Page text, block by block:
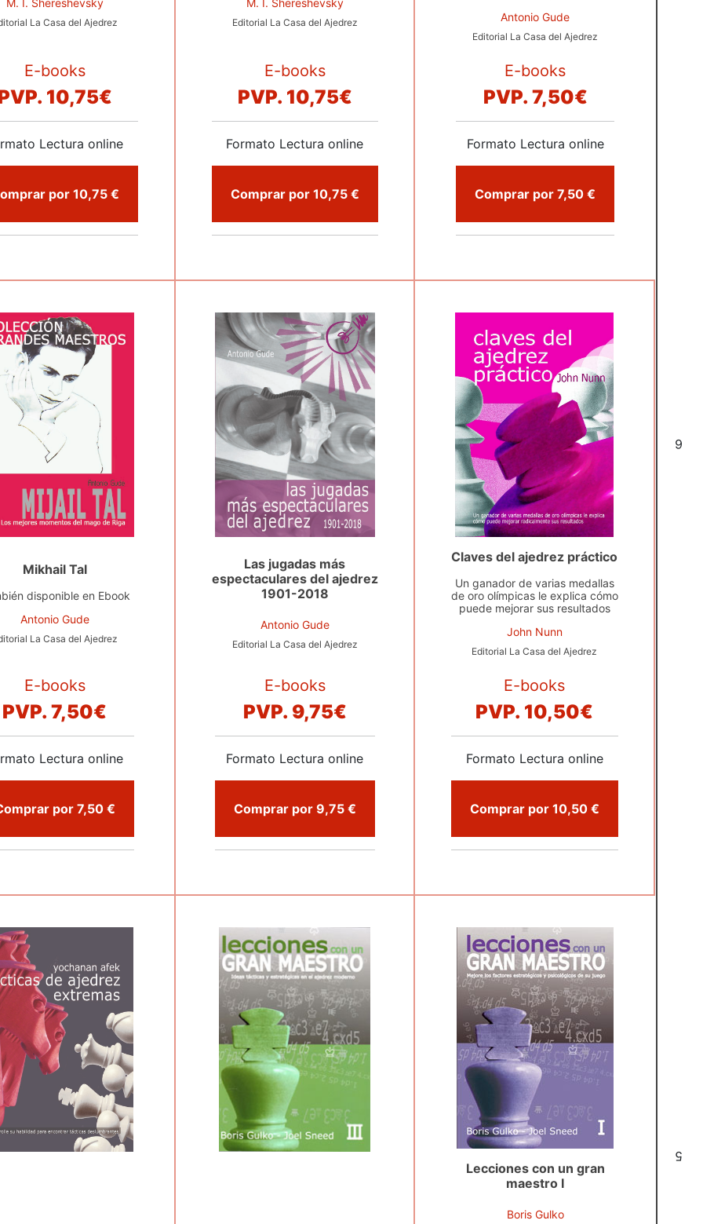
6
5
La Casa del Ajedrez
E-books
10,75€
Lectura online
Comprar por 10,75 €
Editorial La Casa del Ajedrez
E-books
PVP. 10,75€
Formato Lectura online
Comprar por 10,75 €
Antonio Gude
Editorial La Casa del Ajedrez
E-books
PVP. 7,50€
Formato Lectura online
Comprar por 7,50 €
Mikhail Tal
disponible en Ebook
Antonio Gude
La Casa del Ajedrez
E-books
PVP. 7,50€
Lectura online
Comprar por 7,50 €
Las jugadas más
espectaculares del ajedrez
1901-2018
Antonio Gude
Editorial La Casa del Ajedrez
E-books
PVP. 9,75€
Formato Lectura online
Comprar por 9,75 €
Claves del ajedrez práctico
Un ganador de varias medallas
de oro olímpicas le explica cómo
puede mejorar sus resultados
John Nunn
Editorial La Casa del Ajedrez
E-books
PVP. 10,50€
Formato Lectura online
Comprar por 10,50 €
Lecciones con un gran
maestro I
Boris Gulko